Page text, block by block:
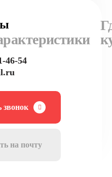
46-54
звонок
на почту